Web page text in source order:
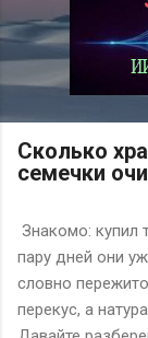
Сколько
семечки
Знакомо: купил
пару дней они
словно
перекус, а